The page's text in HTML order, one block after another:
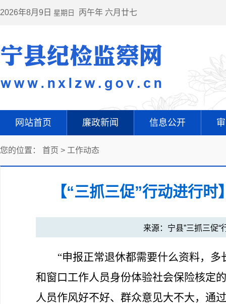
2026年8月9日 星期日 丙午年 六月廿七
网站首页 廉政新闻 信息公开
您的位置： 首页 > 工作动态
【“三抓三促”行动进行
来源：宁县”三抓三促
“申报正常退休都需要什么资料，多
和窗口工作人员身份体验社会保险核定
人员作风好不好、群众意见大不大，通